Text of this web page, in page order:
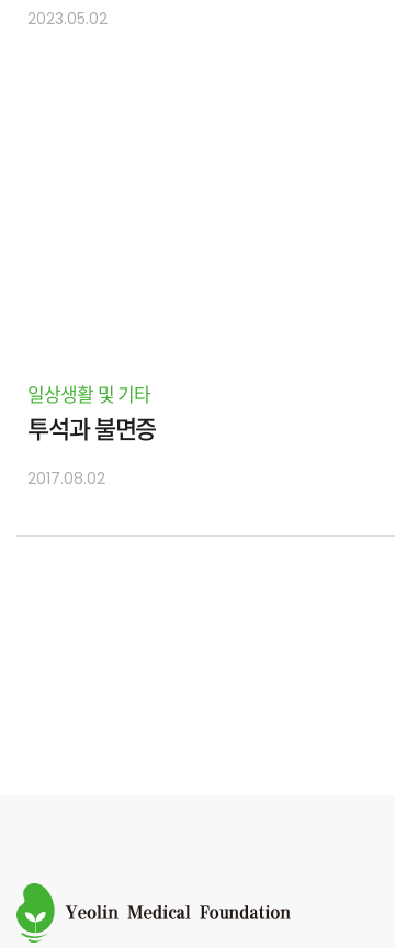
2023.05.02
일상생활 및 기타
투석과 불면증
2017.08.02